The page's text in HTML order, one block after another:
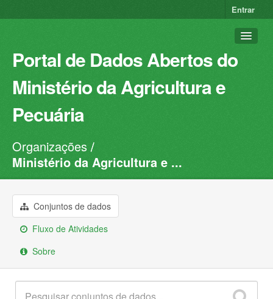
Entrar
Portal de Dados Abertos do
Ministério da Agricultura e
Pecuária
Conjuntos de dados
Organizações
Sobre
Organizações
Ministério da Agricultura e ...
Conjuntos de dados
Fluxo de Atividades
Sobre